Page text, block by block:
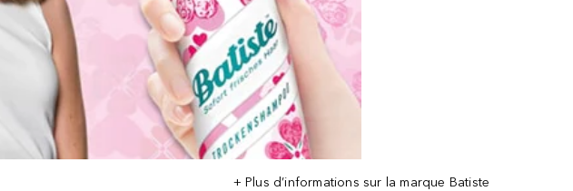
+ Plus d’informations sur la marque Batiste